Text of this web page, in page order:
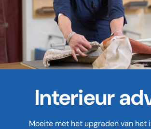
Interieur
Moeite met het upgraden van het